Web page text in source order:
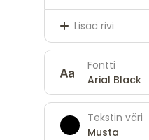
Lisää rivi
Fontti
Arial Black
Tekstin väri
Musta